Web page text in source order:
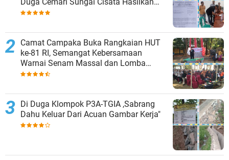
Duga Cemari Sungai Cisata Hasilkan
Kesepakatan Tutup Sementara
Camat Campaka Buka Rangkaian HUT
ke-81 RI, Semangat Kebersamaan
Warnai Senam Massal dan Lomba
Karaoke Perangkat Desa
Di Duga Klompok P3A-TGIA ,Sabrang
Dahu Keluar Dari Acuan Gambar Kerja"